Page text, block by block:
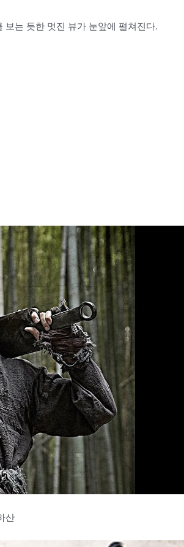
는 듯한 멋진 뷰가 눈앞에 펼쳐진다.
산